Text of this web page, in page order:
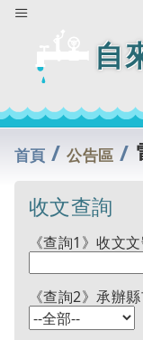
自
首頁 /公告區 /
收文查詢
《查詢1》收文
《查詢2》承辦